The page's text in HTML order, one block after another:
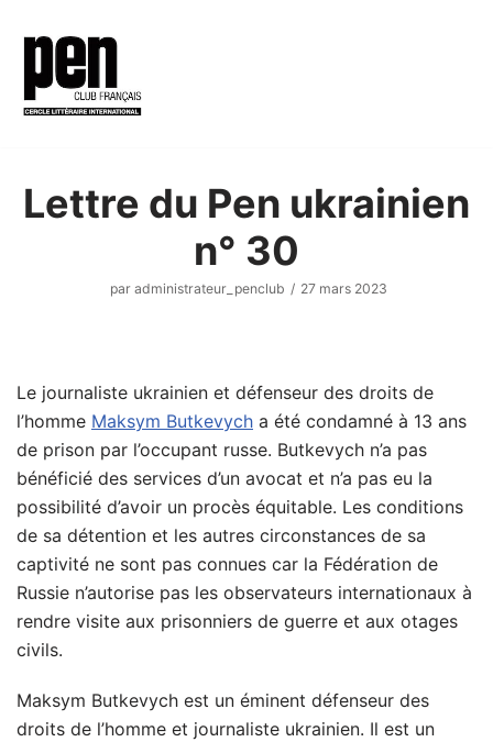
au
contenu
Lettre du Pen ukrainien
n° 30
par administrateur_penclub 27 mars 2023
Le journaliste ukrainien et défenseur des droits de
l’homme Maksym Butkevych a été condamné à 13 ans
de prison par l’occupant russe. Butkevych n’a pas
bénéficié des services d’un avocat et n’a pas eu la
possibilité d’avoir un procès équitable. Les conditions
de sa détention et les autres circonstances de sa
captivité ne sont pas connues car la Fédération de
Russie n’autorise pas les observateurs internationaux à
rendre visite aux prisonniers de guerre et aux otages
civils.
Maksym Butkevych est un éminent défenseur des
droits de l’homme et journaliste ukrainien. Il est un